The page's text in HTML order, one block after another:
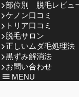
部位別 脱毛レビュ
ケノン口コミ
トリア口コミ
脱毛サロン
正しいムダ毛処理法
黒ずみ解消法
お問い合わせ
MENU